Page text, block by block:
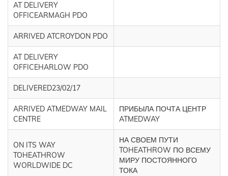
AT DELIVERY
OFFICEARMAGH PDO
ARRIVED ATCROYDON PDO
AT DELIVERY
OFFICEHARLOW PDO
DELIVERED23/02/17
ARRIVED ATMEDWAY MAIL
CENTRE
ПРИБЫЛА ПОЧТА ЦЕНТР
ATMEDWAY
ON ITS WAY
TOHEATHROW
WORLDWIDE DC
НА СВОЕМ ПУТИ
TOHEATHROW ПО ВСЕМУ
МИРУ ПОСТОЯННОГО
ТОКА